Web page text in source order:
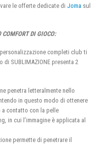
le offerte dedicate di Joma sul
DI GIOCO:
completi club ti
SUBLIMAZIONE presenta 2
penetra letteralmente nello
in questo modo di ottenere
contatto con la pelle
in cui l’immagine è applicata al
permette di penetrare il